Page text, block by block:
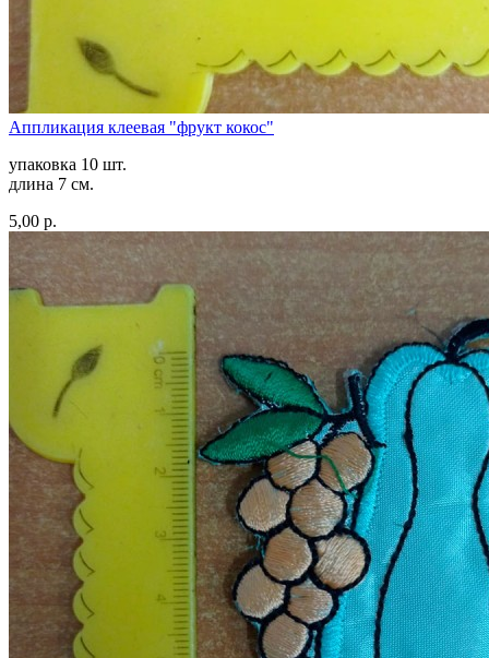
Аппликация клеевая "фрукт кокос"
упаковка 10 шт.
длина 7 см.
5,00 р.